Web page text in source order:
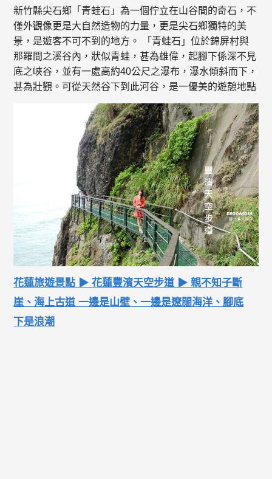
新竹縣尖石鄉「青蛙石」為一個佇立在山谷間的奇石，不
僅外觀像更是大自然造物的力量，更是尖石鄉獨特的美
景，是遊客不可不到的地方。 「青蛙石」位於錦屏村與
那羅間之溪谷內，狀似青蛙，甚為雄偉，起腳下係深不見
底之峽谷，並有一處高約40公尺之瀑布，瀑水傾斜而下，
甚為壯觀。可從天然谷下到此河谷，是一優美的遊憩地點
花蓮旅遊景點 ▶ 花蓮豐濱天空步道 ▶ 親不知子斷
崖、海上古道 一邊是山壁、一邊是遼闊海洋、腳底
下是浪潮